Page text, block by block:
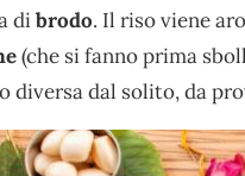
dibrodo. Il riso viene
(che si fanno prima
diversa dal solito, da